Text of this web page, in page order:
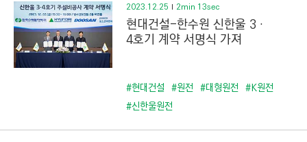
O
N
)
2023.12.25 2min 13sec
현대건설-한수원 신한울 3‧
4호기 계약 서명식 가져
#현대건설 #원전 #대형원전 #K원전
#신한울원전